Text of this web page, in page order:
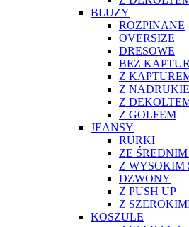
BLUZY
ROZPINANE
OVERSIZE
DRESOWE
BEZ
Z
Z
Z
Z GOLFEM
JEANSY
RURKI
ZE
Z WYSOKIM
DZWONY
Z PUSH UP
Z
KOSZULE